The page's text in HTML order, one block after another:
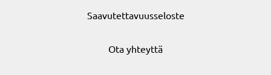
Saavutettavuusseloste
Ota yhteyttä